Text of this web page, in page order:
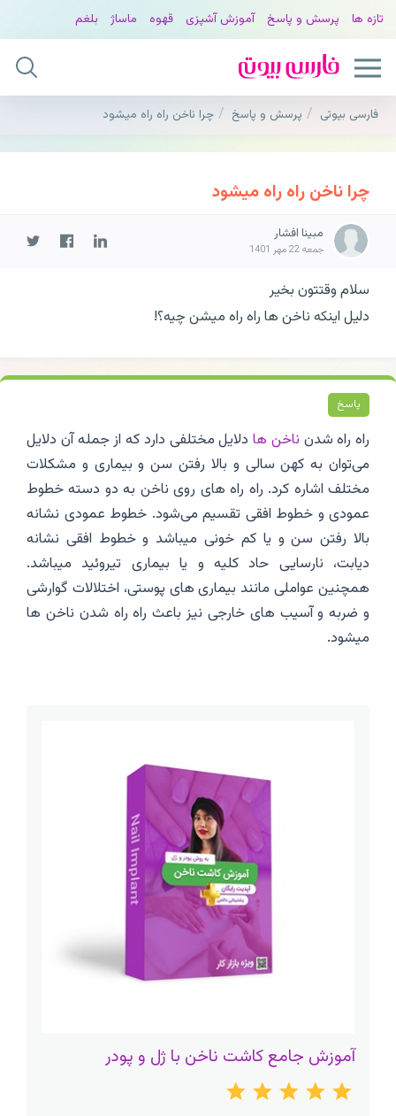
تازه ها پرسش و پاسخ آموزش آشپزی قهوه ماساژ بلغم
فارسی بیوتی پرسش و پاسخ چرا ناخن راه راه میشود
چرا ناخن راه راه میشود
مبینا افشار
جمعه 22 مهر 1401
سلام وقتتون بخیر
دلیل اینکه ناخن ها راه راه میشن چیه؟!
پاسخ
راه راه شدن ناخن ها دلایل مختلفی دارد که از جمله آن دلایل
می‌توان به کهن سالی و بالا رفتن سن و بیماری و مشکلات
مختلف اشاره کرد. راه راه های روی ناخن به دو دسته خطوط
عمودی و خطوط افقی تقسیم می‌شود. خطوط عمودی نشانه
بالا رفتن سن و یا کم خونی میباشد و خطوط افقی نشانه
دیابت، نارسایی حاد کلیه و یا بیماری تیروئید میباشد.
همچنین عواملی مانند بیماری های پوستی، اختلالات گوارشی
و ضربه و آسیب های خارجی نیز باعث راه راه شدن ناخن ها
میشود.
آموزش جامع کاشت ناخن با ژل و پودر